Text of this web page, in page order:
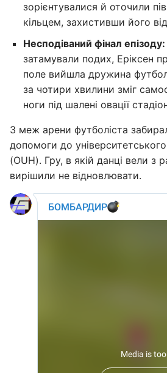
зорієнтувалися й оточили
кільцем, захистивши його
Несподіваний фінал епізоду:
затамували подих, Еріксен
поле вийшла дружина
за чотири хвилини зміг
ноги під шалені овації
З меж арени футболіста
допомоги до
(OUH). Гру, в якій данці вели з
вирішили не відновлювати.